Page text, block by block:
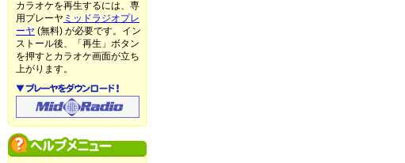
カラオケを再生するには、専
用プレーヤ ミッドラジオプレ
ーヤ (無料) が必要です。イン
ストール後、「再生」ボタン
を押すとカラオケ画面が立ち
上がります。